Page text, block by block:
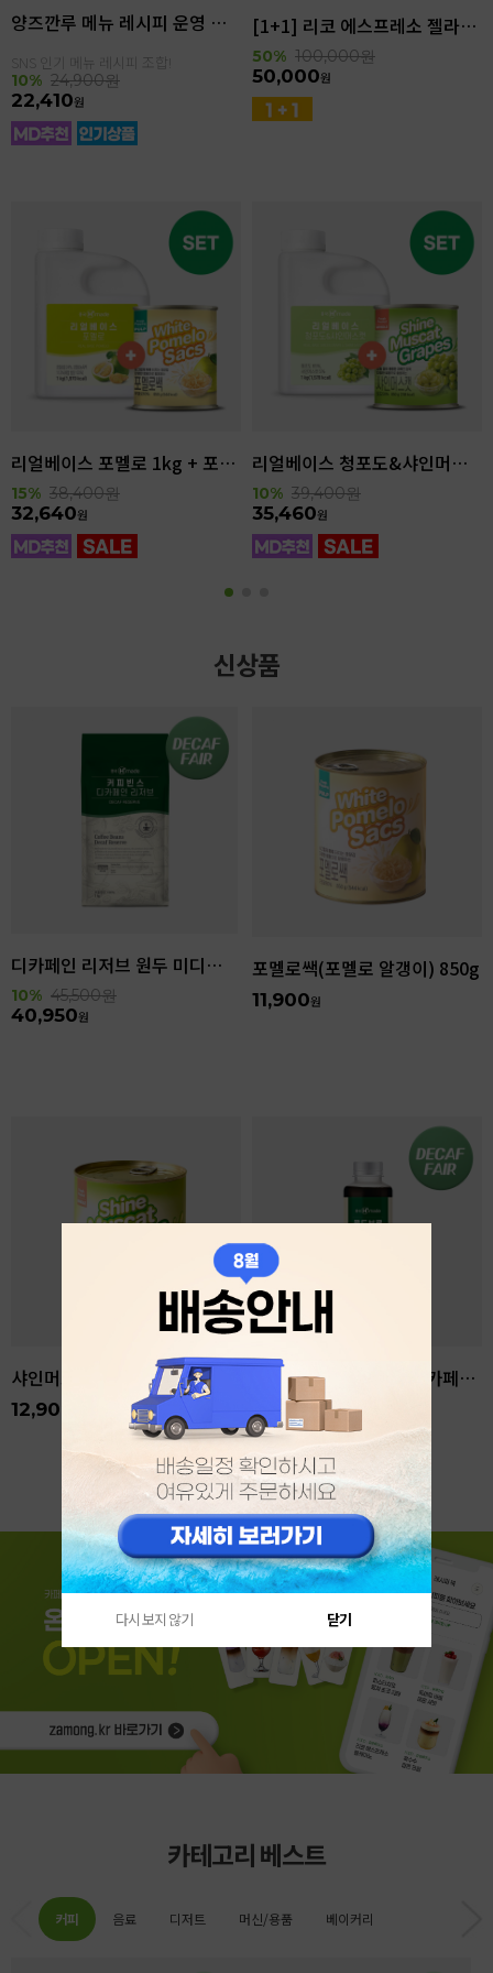
양즈깐루 메뉴 레시피 운영 세트
SNS 인기 메뉴 레시피 조합!
10% 24,900원
22,410원
[1+1] 리코 에스프레소 젤라또 4kg(4.6L)
50% 100,000원
50,000원
리얼베이스 포멜로 1kg + 포멜로쌕 850g SET
15% 38,400원
32,640원
리얼베이스 청포도&샤인머스캣 1kg + 샤인머스캣 850g SET
10% 39,400원
35,460원
신상품
디카페인 리저브 원두 미디엄다크 로스팅 1kg
10% 45,500원
40,950원
포멜로쌕(포멜로 알갱이) 850g
11,900원
샤인머스캣 850g
12,900
콜드브루 커피베이스 디카페인 리저브 440ml
13,500원
12,150원
카테고리 베스트
커피 음료 디저트 머신/용품 베이커리
다시 보지 않기 닫기